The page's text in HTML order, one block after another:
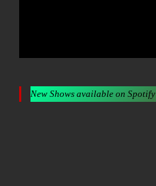
New Shows available on Spotify